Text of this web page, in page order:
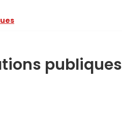
publiques